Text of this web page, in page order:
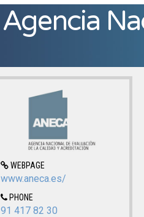
Agencia
WEBPAGE
www.aneca.es/
PHONE
91 417 82 30